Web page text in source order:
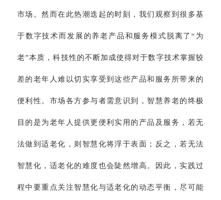
市场。然而在此热潮迭起的时刻，我们观察到很多基
于数字技术而发展的养老产品和服务模式脱离了“为
老”本质，科技性的不断加成使得对于数字技术掌握较
差的老年人难以切实享受到这些产品和服务所带来的
便利性。市场各方参与者需意识到，智慧养老的终极
目的是为老年人提供更便利实用的产品及服务，若无
法做到适老化，则智慧化将浮于表面；反之，若无法
智慧化，适老化的难度也会陡然增高。因此，实践过
程中要重点关注智慧化与适老化的动态平衡，尽可能